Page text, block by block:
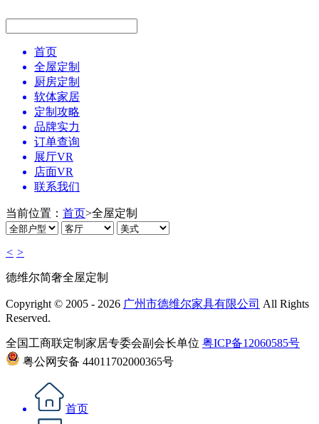
首页
全屋定制
厨房定制
软体家居
定制攻略
品牌实力
订单查询
展厅VR
店面VR
联系我们
当前位置： 首页>全屋定制
< >
德维尔简奢全屋定制
Copyright © 2005 - 2026 广州市德维尔家具有限公司 All Rights
Reserved.
全国工商联定制家居专委会副会长单位 粤ICP备12060585号
粤公网安备 44011702000365号
首页